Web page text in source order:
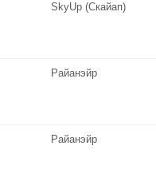
SkyUp (Скайап)
Райанэйр
Райанэйр